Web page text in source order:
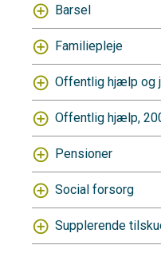
Barsel
Familiepleje
Offentlig hjælp og
Offentlig hjælp,
Pensioner
Social forsorg
Supplerende